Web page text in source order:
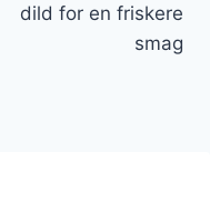
dild for en friskere
smag